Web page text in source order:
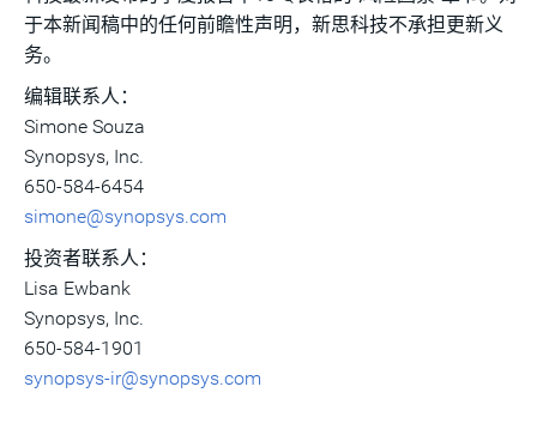
于本新闻稿中的任何前瞻性声明，新思科技不承担更新义
务。
编辑联系人：
Simone Souza
Synopsys, Inc.
650-584-6454
simone@synopsys.com
投资者联系人：
Lisa Ewbank
Synopsys, Inc.
650-584-1901
synopsys-ir@synopsys.com